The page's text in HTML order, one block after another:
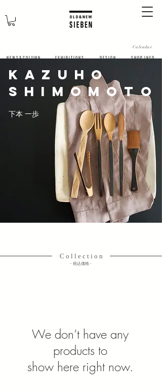
N E W S & C O L U M N
Calendar
​E X H I B I T I O N S D E S I G N S H O P I N F O
​KAZUHO
SHIMOMOTO
下本 一歩
C o l l e c t i o n
​- 税込価格 -
We don’t have any
products to
show here right now.